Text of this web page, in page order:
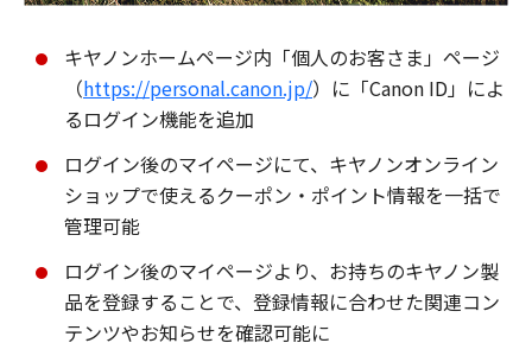
キヤノンホームページ内「個人のお客さま」ページ
（https://personal.canon.jp/）に「Canon ID」によ
るログイン機能を追加
ログイン後のマイページにて、キヤノンオンライン
ショップで使えるクーポン・ポイント情報を一括で
管理可能
ログイン後のマイページより、お持ちのキヤノン製
品を登録することで、登録情報に合わせた関連コン
テンツやお知らせを確認可能に